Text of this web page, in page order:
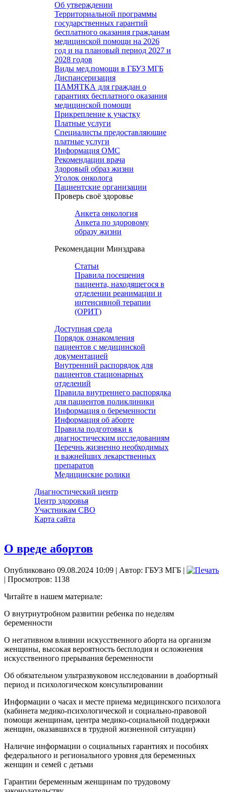
Об утверждении
Территориальной программы
государственных гарантий
бесплатного оказания гражданам
медицинской помощи на 2026
год и на плановый период 2027 и
2028 годов
Виды мед.помощи в ГБУЗ МГБ
Диспансеризация
ПАМЯТКА для граждан о
гарантиях бесплатного оказания
медицинской помощи
Прикрепление к участку
Платные услуги
Специалисты предоставляющие
платные услуги
Информация ОМС
Рекомендации врача
Здоровый образ жизни
Уголок онколога
Пациентские организации
Проверь своё здоровье
Анкета онкология
Анкета по здоровому
образу жизни
Рекомендации Минздрава
Статьи
Правила посещения
пациента, находящегося в
отделении реанимации и
интенсивной терапии
(ОРИТ)
Доступная среда
Порядок ознакомления
пациентов с медицинской
документацией
Внутренний распорядок для
пациентов стационарных
отделений
Правила внутреннего распорядка
для пациентов поликлиники
Информация о беременности
Информация об аборте
Правила подготовки к
диагностическим исследованиям
Перечнь жизненно необходимых
и важнейших лекарственных
препаратов
Медицинские ролики
Диагностический центр
Центр здоровья
Участникам СВО
Карта сайта
О вреде абортов
Опубликовано 09.08.2024 10:09 | Автор: ГБУЗ МГБ |
| Просмотров: 1138
Читайте в нашем материале:
О внутриутробном развитии ребенка по неделям
беременности
О негативном влиянии искусственного аборта на организм
женщины, высокая вероятность бесплодия и осложнения
искусственного прерывания беременности
Об обязательном ультразвуковом исследовании в доабортный
период и психологическом консультировании
Информации о часах и месте приема медицинского психолога
(кабинета медико-психологической и социально-правовой
помощи женщинам, центра медико-социальной поддержки
женщин, оказавшихся в трудной жизненной ситуации)
Наличие информации о социальных гарантиях и пособиях
федерального и регионального уровня для беременных
женщин и семей с детьми
Гарантии беременным женщинам по трудовому